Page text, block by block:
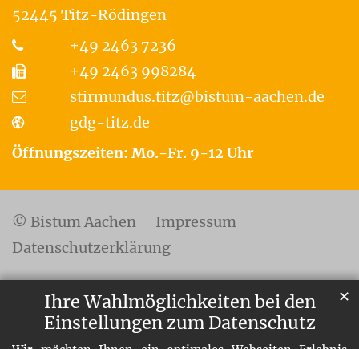
Ihre Wahlmöglichkeiten bei den
Einstellungen zum Datenschutz
✕
52445 Titz-Rödingen
+49 2463 7236
+49 2463 998284
stirmundus.titz@bistum-aachen.de
gdg-titz.de
Öffnungszeiten: Mo.-Fr. 9-12 Uhr
© Bistum Aachen
Impressum
Datenschutzerklärung